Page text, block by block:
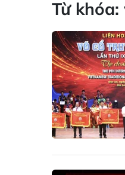
Từ khóa: